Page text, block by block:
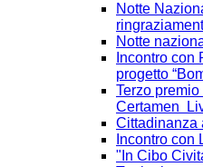
Notte
Notte
Incontro con
progetto
Terzo
Certamen
Cittadinanza
Incontro con
"In Cibo